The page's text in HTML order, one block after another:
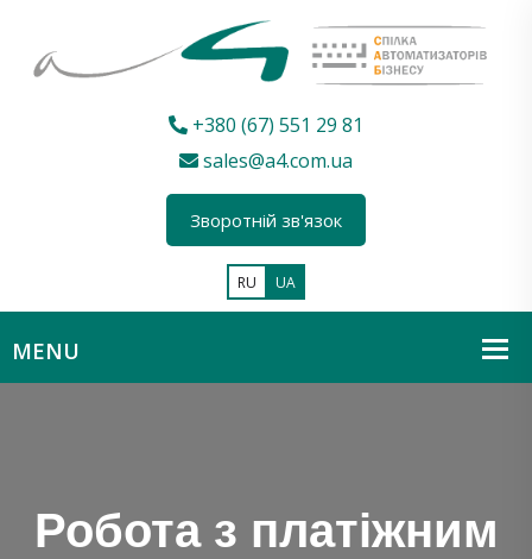
+380 (67) 551 29 81
sales@a4.com.ua
Зворотній зв'язок
RU UA
Робота з платіжним